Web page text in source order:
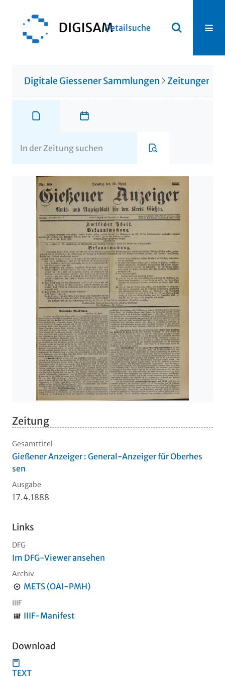
Detailsuche
Digitale Giessener Sammlungen Zeitungen
Zeitung
Gesamttitel
Gießener Anzeiger : General-Anzeiger für Oberhes
sen
Ausgabe
17.4.1888
Links
DFG
Im DFG-Viewer ansehen
Archiv
METS (OAI-PMH)
IIIF
IIIF-Manifest
Download
TEXT